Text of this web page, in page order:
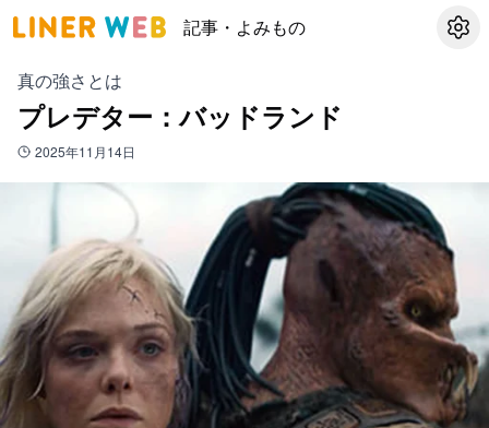
記事・よみもの 設定
真の強さとは
プレデター：バッドランド
2025年11月14日